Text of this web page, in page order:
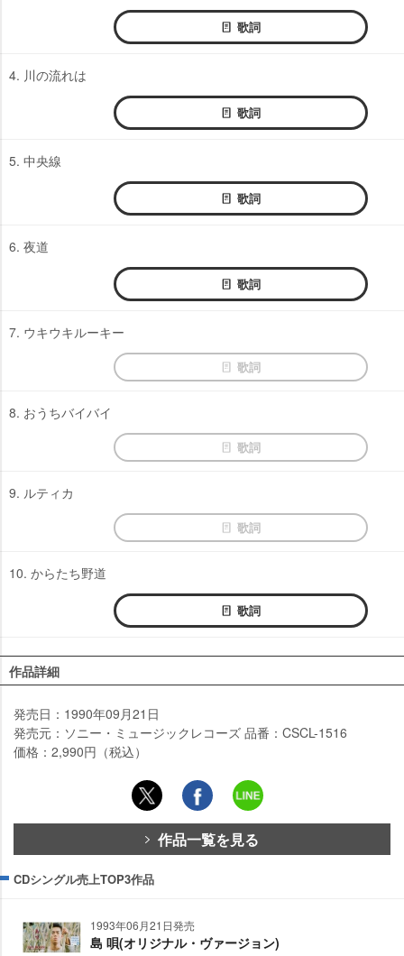
歌詞
4. 川の流れは
歌詞
5. 中央線
歌詞
6. 夜道
歌詞
7. ウキウキルーキー
歌詞
8. おうちバイバイ
歌詞
9. ルティカ
歌詞
10. からたち野道
歌詞
作品詳細
発売日：1990年09月21日
発売元：ソニー・ミュージックレコーズ 品番：CSCL-1516
価格：2,990円（税込）
作品一覧を見る
CDシングル売上TOP3作品
1993年06月21日発売
島 唄(オリジナル・ヴァージョン)